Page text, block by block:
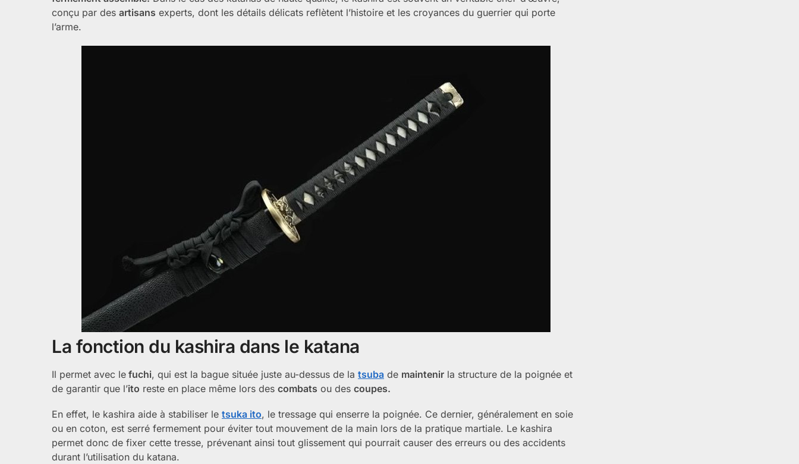
conçu par des artisans experts, dont les détails délicats reflètent l’histoire et les croyances du guerrier qui porte
l’arme.
La fonction du kashira dans le katana
Il permet avec le fuchi, qui est la bague située juste au-dessus de la tsuba de maintenir la structure de la poignée et
de garantir que l’ito reste en place même lors des combats ou des coupes.
En effet, le kashira aide à stabiliser le tsuka ito, le tressage qui enserre la poignée. Ce dernier, généralement en soie
ou en coton, est serré fermement pour éviter tout mouvement de la main lors de la pratique martiale. Le kashira
permet donc de fixer cette tresse, prévenant ainsi tout glissement qui pourrait causer des erreurs ou des accidents
durant l’utilisation du katana.